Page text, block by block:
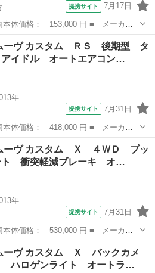
提携サイト 7月17日
ーヴ ■ グレード名： Ｘ ＶＳ
スマートキー プッシュスタート
ーヴ カスタム ＲＳ 後期型 タ
イドル オートエアコン…
年
提携サイト 7月31日
ーヴ ■ グレード名： カスタム
ドル オートエアコン ベンチシー
ーヴ カスタム Ｘ ４ＷＤ プッ
ト 衝突軽減ブレーキ オ…
年
提携サイト 7月31日
ーヴ ■ グレード名： カスタム
衝突軽減ブレーキ オートエアコ
ーヴ カスタム Ｘ バックカメ
ハロゲンライト オートラ…